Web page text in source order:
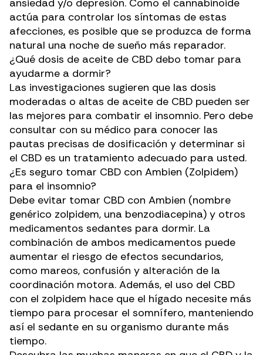
actúa para controlar los síntomas de estas
afecciones, es posible que se produzca de forma
natural una noche de sueño más reparador.
¿Qué dosis de aceite de CBD debo tomar para
ayudarme a dormir?
Las investigaciones sugieren que las dosis
moderadas o altas de aceite de CBD pueden ser
las mejores para combatir el insomnio. Pero debe
consultar con su médico para conocer las
pautas precisas de dosificación y determinar si
el CBD es un tratamiento adecuado para usted.
¿Es seguro tomar CBD con Ambien (Zolpidem)
para el insomnio?
Debe evitar tomar CBD con Ambien (nombre
genérico zolpidem, una benzodiacepina) y otros
medicamentos sedantes para dormir. La
combinación de ambos medicamentos puede
aumentar el riesgo de efectos secundarios,
como mareos, confusión y alteración de la
coordinación motora. Además, el uso del CBD
con el zolpidem hace que el hígado necesite más
tiempo para procesar el somnífero, manteniendo
así el sedante en su organismo durante más
tiempo.